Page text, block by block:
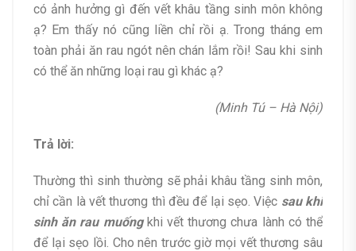
có ảnh hưởng gì đến vết khâu tầng sinh môn không
ạ? Em thấy nó cũng liền chỉ rồi ạ. Trong tháng em
toàn phải ăn rau ngót nên chán lắm rồi! Sau khi sinh
có thể ăn những loại rau gì khác ạ?
(Minh Tú – Hà Nội)
Trả lời:
Thường thì sinh thường sẽ phải khâu tầng sinh môn,
chỉ cần là vết thương thì đều để lại sẹo. Việc sau khi
sinh ăn rau muốngkhi vết thương chưa lành có thể
để lại sẹo lồi. Cho nên trước giờ mọi vết thương sâu